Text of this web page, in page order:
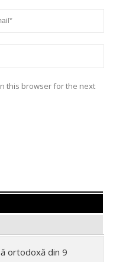
this browser for the next
ortodoxă din 9